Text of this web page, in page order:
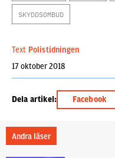
SKYDDSOMBUD
Text Polistidningen
17 oktober 2018
Dela artikel: Facebook
Andra läser